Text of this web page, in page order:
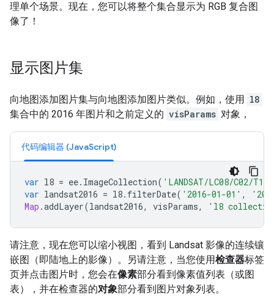
理单个场景。现在，您可以将整个集合显示为 RGB 复合图
像了！
显示图片集
向地图添加图片集与向地图添加图片类似。例如，使用 l8
集合中的 2016 年图片和之前定义的 visParams 对象，
代码编辑器 (JavaScript)
var l8 = ee. ImageCollection( 'LANDSAT/LC08/C02/
var landsat2016 = l8. filterDate( '2016-01-01' ,
Map .addLayer(landsat2016, visParams, 'l8
请注意，现在您可以缩小视图，看到 Landsat 影像的连续镶
嵌图（即陆地上的影像）。另请注意，当您使用检查器标签
页并点击图片时，您会在像素部分看到像素值列表（或图
表），并在检查器的对象部分看到图片对象列表。